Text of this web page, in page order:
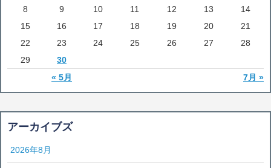
« 5月 7月 »
8 9 10 11 12 13
14
15
16 17 18 19 20
21
22
23 24 25 26 27
28
29
30
アーカイブズ
2026年8月